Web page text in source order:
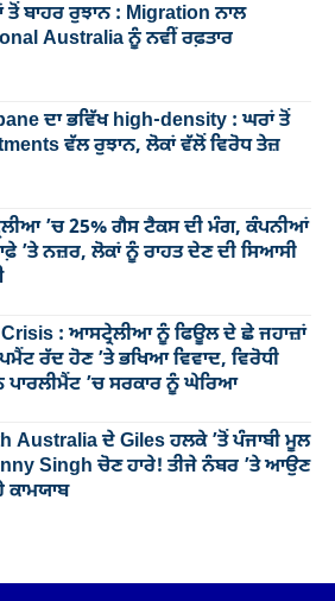
ਤੋਂ ਬਾਹਰ ਰੁਝਾਨ : Migration ਨਾਲ
Australia ਨੂੰ ਨਵੀਂ ਰਫ਼ਤਾਰ
ਦਾ ਭਵਿੱਖ high-density : ਘਰਾਂ ਤੋਂ
ਵੱਲ ਰੁਝਾਨ, ਲੋਕਾਂ ਵੱਲੋਂ ਵਿਰੋਧ ਤੇਜ਼
’ਚ 25% ਗੈਸ ਟੈਕਸ ਦੀ ਮੰਗ, ਕੰਪਨੀਆਂ
’ਤੇ ਨਜ਼ਰ, ਲੋਕਾਂ ਨੂੰ ਰਾਹਤ ਦੇਣ ਦੀ ਸਿਆਸੀ
: ਆਸਟ੍ਰੇਲੀਆ ਨੂੰ ਫਿਊਲ ਦੇ ਛੇ ਜਹਾਜ਼ਾਂ
ਰੱਦ ਹੋਣ ’ਤੇ ਭਖਿਆ ਵਿਵਾਦ, ਵਿਰੋਧੀ
ਪਾਰਲੀਮੈਂਟ ’ਚ ਸਰਕਾਰ ਨੂੰ ਘੇਰਿਆ
Australia ਦੇ Giles ਹਲਕੇ ’ਤੋਂ ਪੰਜਾਬੀ ਮੂਲ
Singh ਚੋਣ ਹਾਰੇ! ਤੀਜੇ ਨੰਬਰ ’ਤੇ ਆਉਣ
ਕਾਮਯਾਬ